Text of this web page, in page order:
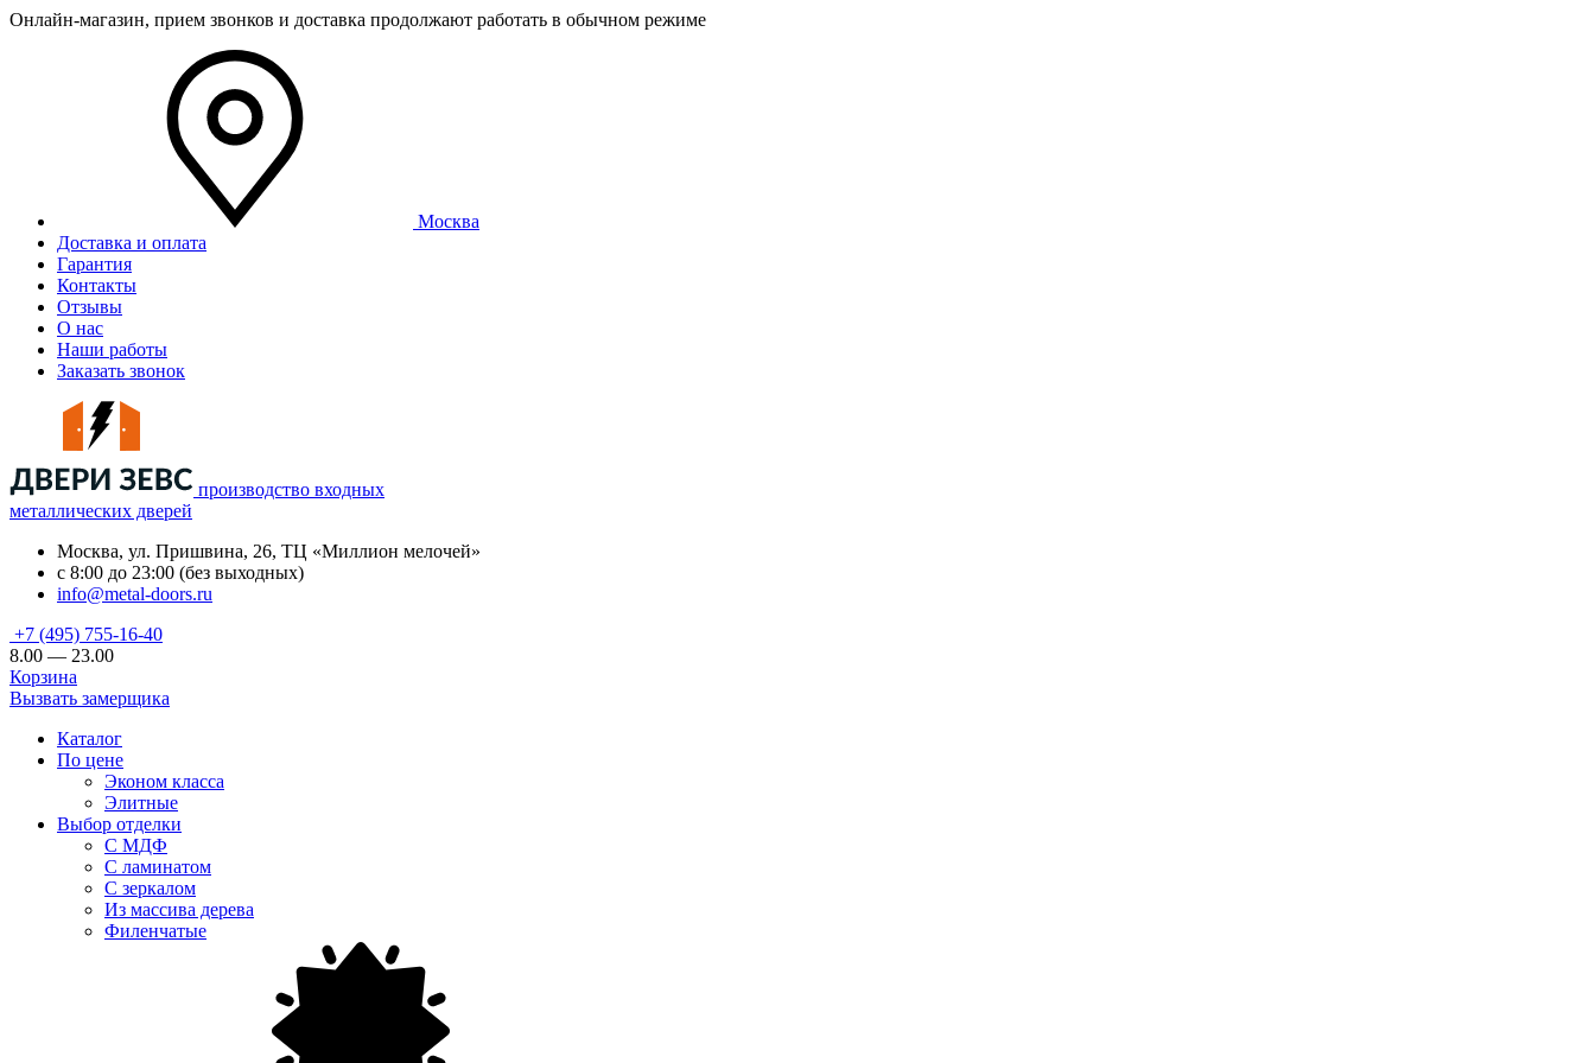
Онлайн-магазин, прием звонков и доставка продолжают работать в обычном режиме
Москва
Доставка и оплата
Гарантия
Контакты
Отзывы
О нас
Наши работы
Заказать звонок
производство входных
металлических дверей
Москва, ул. Пришвина, 26, ТЦ «Миллион мелочей»
с 8:00 до 23:00 (без выходных)
info@metal-doors.ru
+7 (495) 755-16-40
8.00 — 23.00
Корзина
Вызвать замерщика
Каталог
По цене
Эконом класса
Элитные
Выбор отделки
С МДФ
С ламинатом
С зеркалом
Из массива дерева
Филенчатые